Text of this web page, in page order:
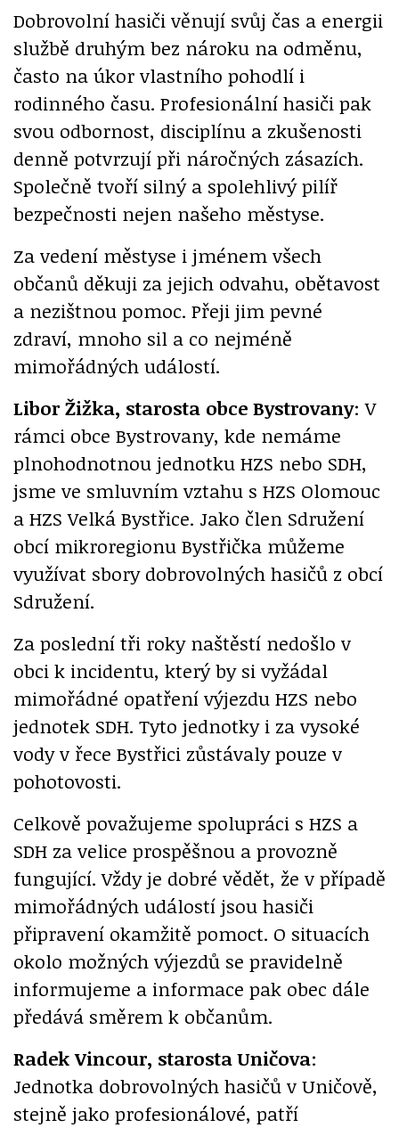
Dobrovolní hasiči věnují svůj čas a energii
službě druhým bez nároku na odměnu,
často na úkor vlastního pohodlí i
rodinného času. Profesionální hasiči pak
svou odbornost, disciplínu a zkušenosti
denně potvrzují při náročných zásazích.
Společně tvoří silný a spolehlivý pilíř
bezpečnosti nejen našeho městyse.
Za vedení městyse i jménem všech
občanů děkuji za jejich odvahu, obětavost
a nezištnou pomoc. Přeji jim pevné
zdraví, mnoho sil a co nejméně
mimořádných událostí.
Libor Žižka, starosta obce Bystrovany: V
rámci obce Bystrovany, kde nemáme
plnohodnotnou jednotku HZS nebo SDH,
jsme ve smluvním vztahu s HZS Olomouc
a HZS Velká Bystřice. Jako člen Sdružení
obcí mikroregionu Bystřička můžeme
využívat sbory dobrovolných hasičů z obcí
Sdružení.
Za poslední tři roky naštěstí nedošlo v
obci k incidentu, který by si vyžádal
mimořádné opatření výjezdu HZS nebo
jednotek SDH. Tyto jednotky i za vysoké
vody v řece Bystřici zůstávaly pouze v
pohotovosti.
Celkově považujeme spolupráci s HZS a
SDH za velice prospěšnou a provozně
fungující. Vždy je dobré vědět, že v případě
mimořádných událostí jsou hasiči
připravení okamžitě pomoct. O situacích
okolo možných výjezdů se pravidelně
informujeme a informace pak obec dále
předává směrem k občanům.
Radek Vincour, starosta Uničova:
Jednotka dobrovolných hasičů v Uničově,
stejně jako profesionálové, patří